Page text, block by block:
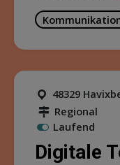
48329
Regional
Laufend
Digitale